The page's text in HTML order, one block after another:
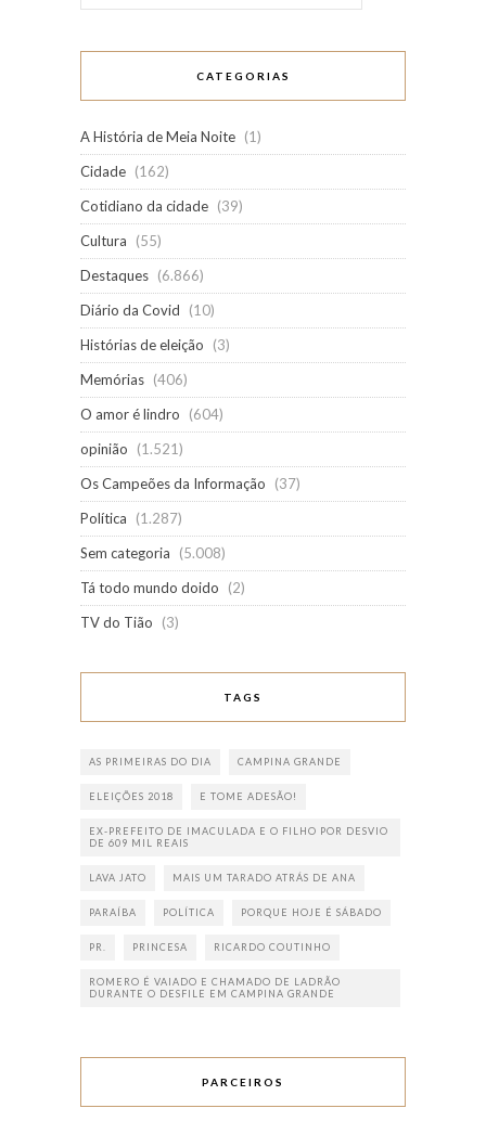
CATEGORIAS
A História de Meia Noite (1)
Cidade (162)
Cotidiano da cidade (39)
Cultura
(55)
Destaques (6.866)
Diário da Covid
(10)
Histórias de eleição
(3)
Memórias (406)
O amor é lindro
(604)
opinião
(1.521)
Os Campeões da Informação
(37)
Política
(1.287)
Sem categoria
(5.008)
Tá todo mundo doido
(2)
TV do Tião
(3)
TAGS
AS PRIMEIRAS DO DIA CAMPINA GRANDE
ELEIÇÕES 2018 E TOME ADESÃO!
EX-PREFEITO DE IMACULADA E O FILHO POR DESVIO
DE 609 MIL REAIS
LAVA JATO MAIS UM TARADO ATRÁS DE ANA
PARAÍBA POLÍTICA PORQUE HOJE É SÁBADO
PR. PRINCESA RICARDO COUTINHO
ROMERO É VAIADO E CHAMADO DE LADRÃO
DURANTE O DESFILE EM CAMPINA GRANDE
PARCEIROS